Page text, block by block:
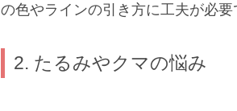
の色やラインの引き方に工夫が必
2. たるみやクマの悩み